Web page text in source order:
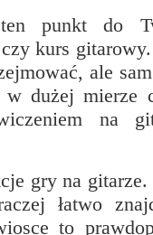
punkt do
kurs
ale
dużej mierze
na
gry na gitarze.
łatwo
to